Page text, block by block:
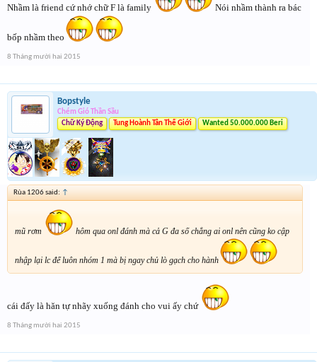
Nhầm là friend cứ nhớ chữ F là family Nói nhầm thành ra bác
bốp nhầm theo
8 Tháng mười hai 2015
Bopstyle
Chém Gió Thần Sầu
Chữ Ký Động
Tung Hoành Tân Thế Giới Wanted 50.000.000 Beri
Rùa 1206 said: ↑
mũ rơm hôm qua onl đánh mà cả G đa số chẳng ai onl nên cũng ko cập
nhập lại lc để luôn nhóm 1 mà bị ngay chủ lò gạch cho hành
cái đấy là hăn tự nhãy xuống đánh cho vui ấy chứ
8 Tháng mười hai 2015